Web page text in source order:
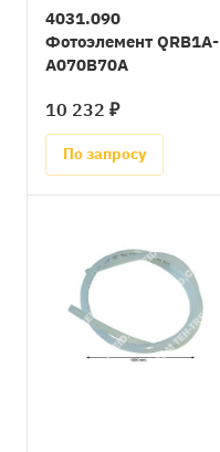
4031.090
Фотоэлемент QRB1A-
A070B70A
10 232 ₽
По запросу